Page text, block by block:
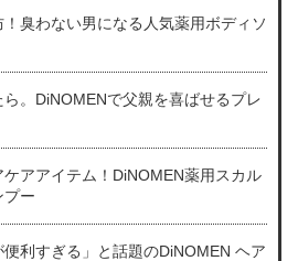
臭わない男になる人気薬用ボディソ
。DiNOMENで父親を喜ばせるプレ
アアイテム！DiNOMEN薬用スカル
プー
利すぎる」と話題のDiNOMEN ヘア